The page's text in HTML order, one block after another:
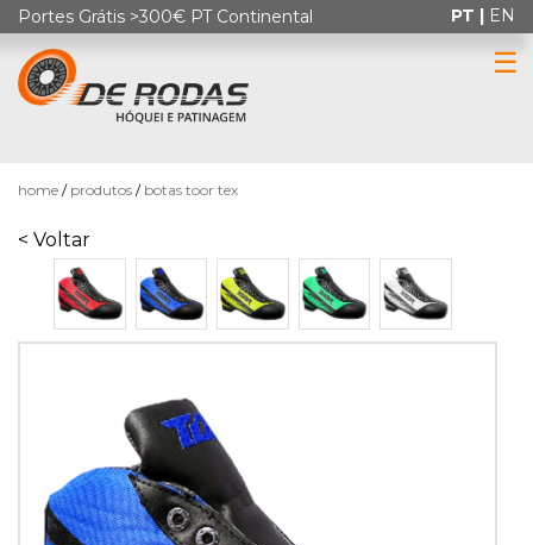
Portes Grátis >300€ PT Continental
PATINAGEM
☰
PT | EN
home produtos botas toor tex
< Voltar